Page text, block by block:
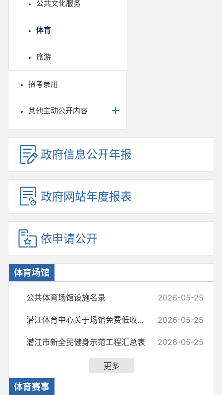
公共文化服务
体育
旅游
招考录用
其他主动公开内容
政府信息公开年报
政府网站年度报表
依申请公开
体育场馆
公共体育场馆设施名录 2026-05-25
潜江体育中心关于场馆免费低收费开放的公告 2026-05-25
潜江市新全民健身示范工程汇总表 2026-05-25
更多
体育赛事